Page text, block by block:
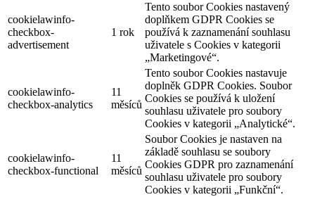
cookielawinfo-
checkbox-
advertisement
1 rok
Tento soubor Cookies nastavený
doplňkem GDPR Cookies se
používá k zaznamenání souhlasu
uživatele s Cookies v kategorii
„Marketingové“.
cookielawinfo-
checkbox-analytics
11
měsíců
Tento soubor Cookies nastavuje
doplněk GDPR Cookies. Soubor
Cookies se používá k uložení
souhlasu uživatele pro soubory
Cookies v kategorii „Analytické“.
cookielawinfo-
checkbox-functional
11
měsíců
Soubor Cookies je nastaven na
základě souhlasu se soubory
Cookies GDPR pro zaznamenání
souhlasu uživatele pro soubory
Cookies v kategorii „Funkční“.